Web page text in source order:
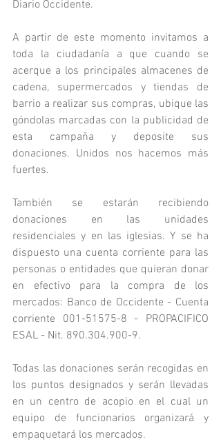
Diario Occidente.
A partir de este momento invitamos a
toda la ciudadanía a que cuando se
acerque a los principales almacenes de
cadena, supermercados y tiendas de
barrio a realizar sus compras, ubique las
góndolas marcadas con la publicidad de
esta campaña y deposite sus
donaciones. Unidos nos hacemos más
fuertes.
También se estarán recibiendo
donaciones en las unidades
residenciales y en las iglesias. Y se ha
dispuesto una cuenta corriente para las
personas o entidades que quieran donar
en efectivo para la compra de los
mercados: Banco de Occidente - Cuenta
corriente 001-51575-8 - PROPACIFICO
ESAL - Nit. 890.304.900-9.
Todas las donaciones serán recogidas en
los puntos designados y serán llevadas
en un centro de acopio en el cual un
equipo de funcionarios organizará y
empaquetará los mercados.